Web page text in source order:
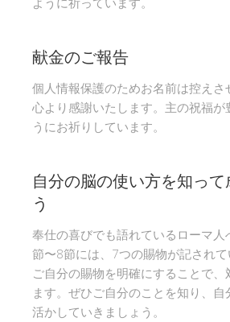
献金のご報告
個人情報保護のためお名前は控えさ
心より感謝いたします。主の祝福が
うにお祈りしています。
自分の脳の使い方を知って
う
奉仕の喜びでも語れているローマ
節〜8節には、7つの賜物が記されて
ご自分の賜物を明確にすることで、
ます。ぜひご自分のことを知り、
活かしていきましょう。